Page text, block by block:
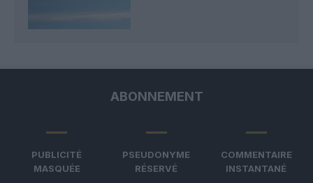
ABONNEMENT
PUBLICITÉ
MASQUÉE
PSEUDONYME
RÉSERVÉ
COMMENTAIRE
INSTANTANÉ